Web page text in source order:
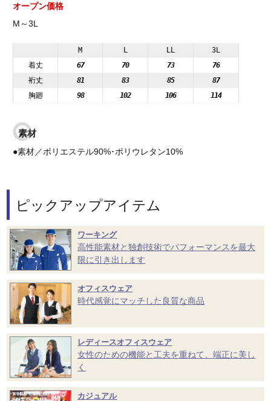
オープン価格
M～3L
M L LL
3L
着丈
67 70 73
76
裄丈
81 83 85
87
胸廻
98 102 106 114
素材
●素材／ポリエステル90%･ポリウレタン10%
ピックアップアイテム
ワーキング
高性能素材と独創技術でパフォーマンスを最大
限に引き出します
オフィスウェア
時代感覚にマッチした良質な商品
レディースオフィスウェア
女性のための機能と工夫を重ねて、端正に美し
く
カジュアル